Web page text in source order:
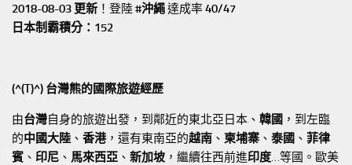
2018-08-03 更新 ！登陸#沖繩達成率40/47
日本制霸積分：152
(^(T)^) 台灣熊的國際旅遊經歷
由台灣自身的旅遊出發，到鄰近的東北亞日本、 韓國 ，到左臨
的中國大陸 、 香港，還有東南亞的越南 、 柬埔寨 、 泰國 、 菲律
賓 、 印尼 、 馬來西亞 、 新加坡 ，繼續往西前進印度 …等國。歐美